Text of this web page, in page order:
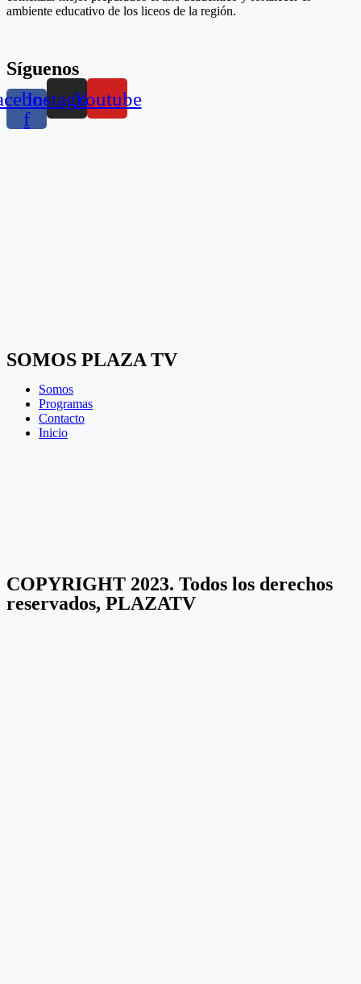
ambiente educativo de los liceos de la región.
Síguenos
f
InstagramYoutube
SOMOS PLAZA TV
Somos
Programas
Contacto
Inicio
COPYRIGHT 2023. Todos los derechos
reservados, PLAZATV